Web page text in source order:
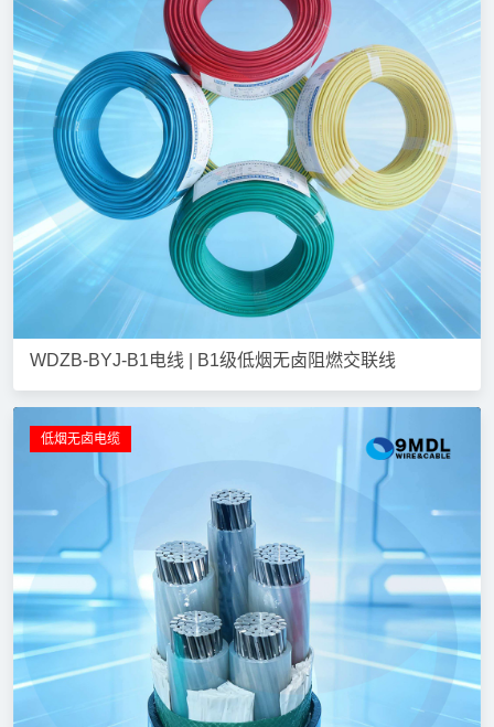
WDZB-BYJ-B1电线 | B1级低烟无卤阻燃交联线
低烟无卤电缆